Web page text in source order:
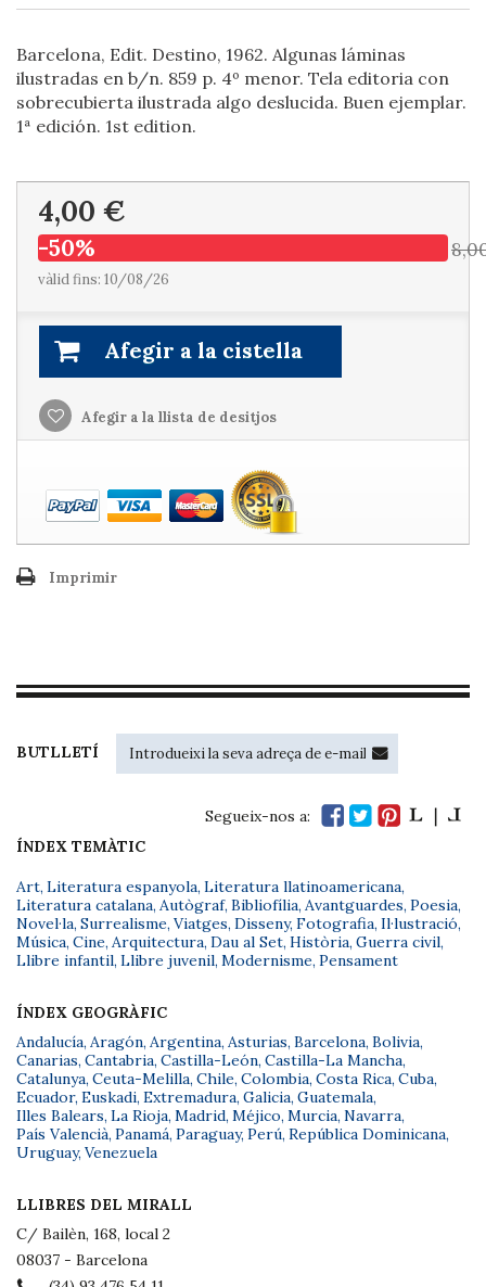
Barcelona, Edit. Destino, 1962. Algunas láminas
ilustradas en b/n. 859 p. 4º menor. Tela editoria con
sobrecubierta ilustrada algo deslucida. Buen ejemplar.
1ª edición. 1st edition.
4,00 €
-50%
vàlid fins: 10/08/26
Afegir a la cistella
Afegir a la llista de desitjos
Imprimir
BUTLLETÍ
Segueix-nos a:
ÍNDEX TEMÀTIC
Art, Literatura espanyola, Literatura llatinoamericana,
Literatura catalana, Autògraf, Bibliofília, Avantguardes, Poesia,
Novel·la, Surrealisme, Viatges, Disseny, Fotografia, Il·lustració,
Música, Cine, Arquitectura, Dau al Set, Història, Guerra civil,
Llibre infantil, Llibre juvenil, Modernisme, Pensament
ÍNDEX GEOGRÀFIC
Andalucía, Aragón, Argentina, Asturias, Barcelona, Bolivia,
Canarias, Cantabria, Castilla-León, Castilla-La Mancha,
Catalunya, Ceuta-Melilla, Chile, Colombia, Costa Rica, Cuba,
Ecuador, Euskadi, Extremadura, Galicia, Guatemala,
Illes Balears, La Rioja, Madrid, Méjico, Murcia, Navarra,
País Valencià, Panamá, Paraguay, Perú, República Dominicana,
Uruguay, Venezuela
LLIBRES DEL MIRALL
C/ Bailèn, 168, local 2
08037 - Barcelona